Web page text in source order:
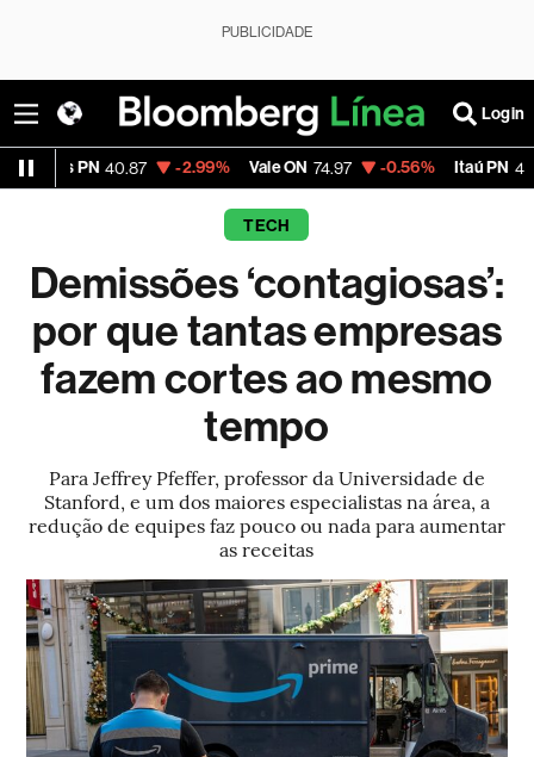
PUBLICIDADE
Login
-2.99% Vale ON 74.97 -0.56% Itaú PN 40.75 -
TECH
Demissões ‘contagiosas’:
por que tantas empresas
fazem cortes ao mesmo
tempo
Para Jeffrey Pfeffer, professor da Universidade de
Stanford, e um dos maiores especialistas na área, a
redução de equipes faz pouco ou nada para aumentar
as receitas